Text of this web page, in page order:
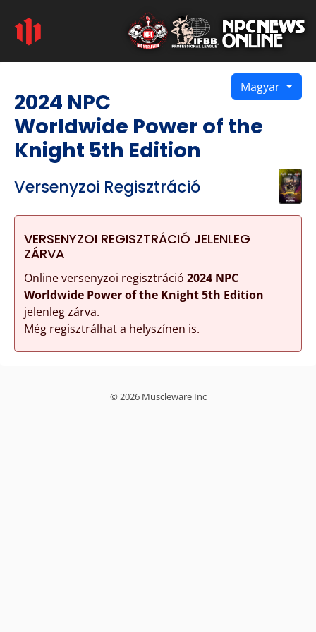
Magyar
2024 NPC
Worldwide Power of the
Knight 5th Edition
Versenyzoi Regisztráció
VERSENYZOI REGISZTRÁCIÓ JELENLEG
ZÁRVA
Online versenyzoi regisztráció 2024 NPC
Worldwide Power of the Knight 5th Edition
jelenleg zárva.
Még regisztrálhat a helyszínen is.
© 2026 Muscleware Inc